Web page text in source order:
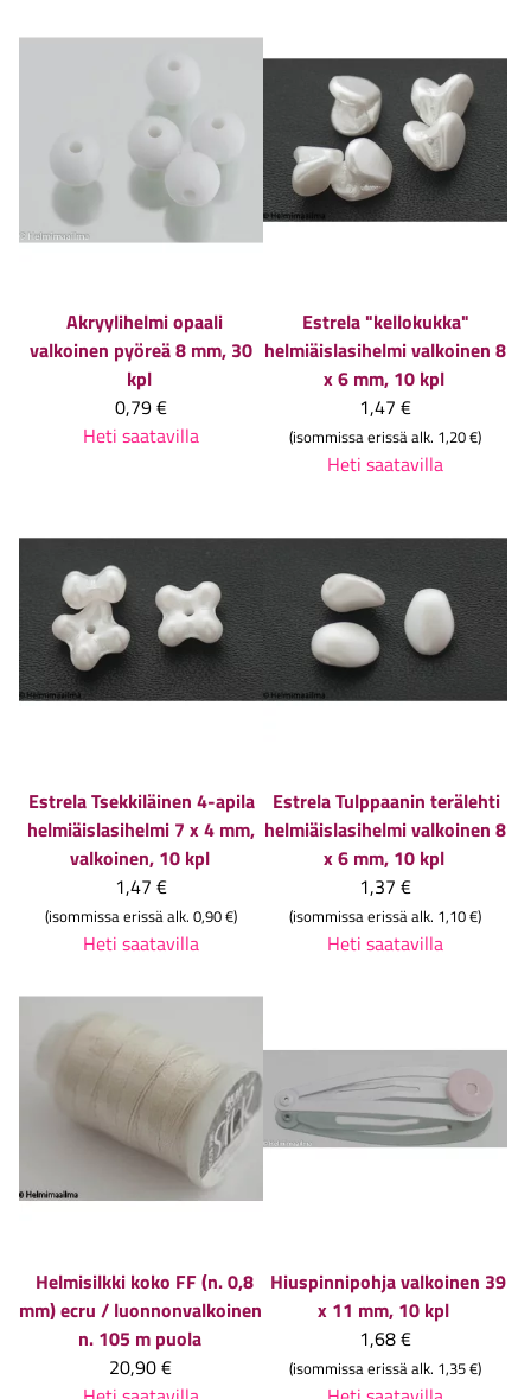
Akryylihelmi opaali
valkoinen pyöreä 8 mm, 30
kpl
0,79 €
Heti saatavilla
Estrela"kellokukka"
helmiäislasihelmi valkoinen 8
x 6 mm, 10 kpl
1,47 €
(isommissa erissä alk. 1,20 €)
Heti saatavilla
EstrelaTsekkiläinen 4-apila
helmiäislasihelmi 7 x 4 mm,
valkoinen, 10 kpl
1,47 €
(isommissa erissä alk. 0,90 €)
Heti saatavilla
EstrelaTulppaanin terälehti
helmiäislasihelmi valkoinen 8
x 6 mm, 10 kpl
1,37 €
(isommissa erissä alk. 1,10 €)
Heti saatavilla
Helmisilkki koko FF (n. 0,8
mm) ecru / luonnonvalkoinen
n. 105 m puola
20,90 €
Hiuspinnipohja valkoinen 39
x 11 mm, 10 kpl
1,68 €
(isommissa erissä alk. 1,35 €)